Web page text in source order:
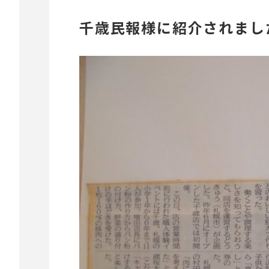
千歳民報様に紹介されまし